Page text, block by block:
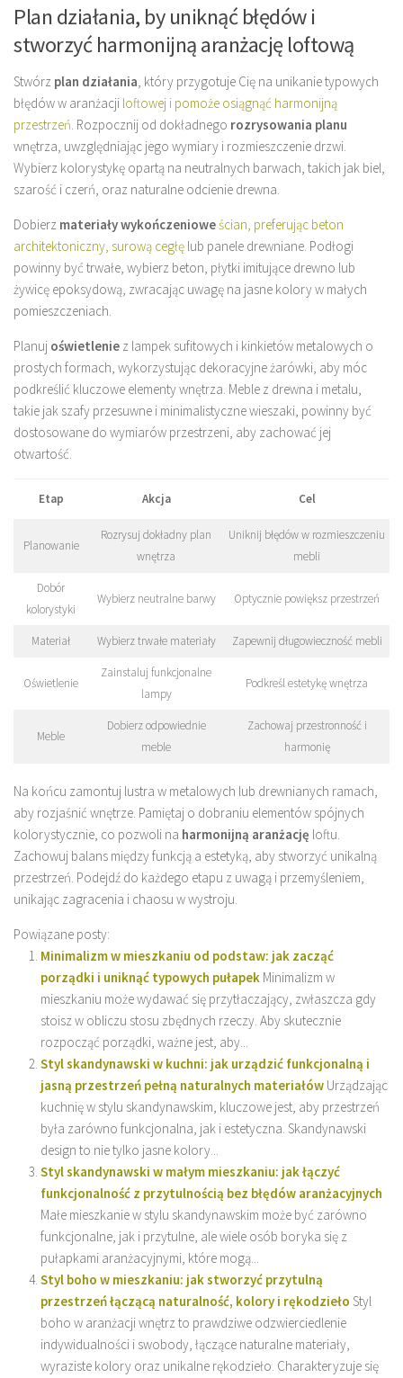
Plan działania, by uniknąć błędów i
stworzyć harmonijną aranżację loftową
Stwórz plan działania , który przygotuje Cię na unikanie typowych
błędów w aranżacji loftowej i pomoże osiągnąć harmonijną
przestrzeń . Rozpocznij od dokładnego rozrysowania planu
wnętrza, uwzględniając jego wymiary i rozmieszczenie drzwi.
Wybierz kolorystykę opartą na neutralnych barwach, takich jak biel,
szarość i czerń, oraz naturalne odcienie drewna.
Dobierz materiały wykończeniowe ścian, preferując beton
architektoniczny, surową cegłę lub panele drewniane. Podłogi
powinny być trwałe, wybierz beton, płytki imitujące drewno lub
żywicę epoksydową, zwracając uwagę na jasne kolory w małych
pomieszczeniach.
Planuj oświetlenie z lampek sufitowych i kinkietów metalowych o
prostych formach, wykorzystując dekoracyjne żarówki, aby móc
podkreślić kluczowe elementy wnętrza. Meble z drewna i metalu,
takie jak szafy przesuwne i minimalistyczne wieszaki, powinny być
dostosowane do wymiarów przestrzeni, aby zachować jej
otwartość.
Etap Akcja Cel
Planowanie
Rozrysuj dokładny plan
wnętrza
Uniknij błędów w rozmieszczeniu
mebli
Dobór
kolorystyki
Wybierz neutralne barwy Optycznie powiększ przestrzeń
Materiał Wybierz trwałe materiały Zapewnij długowieczność mebli
Oświetlenie
Zainstaluj funkcjonalne
lampy
Podkreśl estetykę wnętrza
Meble
Dobierz odpowiednie
meble
Zachowaj przestronność i
harmonię
Na końcu zamontuj lustra w metalowych lub drewnianych ramach,
aby rozjaśnić wnętrze. Pamiętaj o dobraniu elementów spójnych
kolorystycznie, co pozwoli na harmonijną aranżację loftu.
Zachowuj balans między funkcją a estetyką, aby stworzyć unikalną
przestrzeń. Podejdź do każdego etapu z uwagą i przemyśleniem,
unikając zagracenia i chaosu w wystroju.
Powiązane posty:
Minimalizm w mieszkaniu od podstaw: jak zacząć
porządki i uniknąć typowych pułapek Minimalizm w
mieszkaniu może wydawać się przytłaczający, zwłaszcza gdy
stoisz w obliczu stosu zbędnych rzeczy. Aby skutecznie
rozpocząć porządki, ważne jest, aby...
Styl skandynawski w kuchni: jak urządzić funkcjonalną i
jasną przestrzeń pełną naturalnych materiałów Urządzając
kuchnię w stylu skandynawskim, kluczowe jest, aby przestrzeń
była zarówno funkcjonalna, jak i estetyczna. Skandynawski
design to nie tylko jasne kolory...
Styl skandynawski w małym mieszkaniu: jak łączyć
funkcjonalność z przytulnością bez błędów aranżacyjnych
Małe mieszkanie w stylu skandynawskim może być zarówno
funkcjonalne, jak i przytulne, ale wiele osób boryka się z
pułapkami aranżacyjnymi, które mogą...
Styl boho w mieszkaniu: jak stworzyć przytulną
przestrzeń łączącą naturalność, kolory i rękodzieło Styl
boho w aranżacji wnętrz to prawdziwe odzwierciedlenie
indywidualności i swobody, łączące naturalne materiały,
wyraziste kolory oraz unikalne rękodzieło. Charakteryzuje się